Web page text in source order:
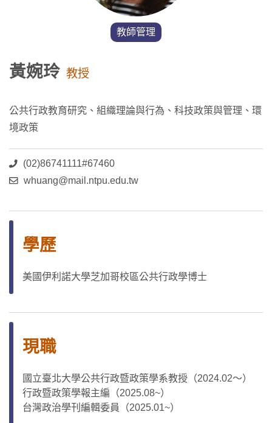
教師管理
黃婉玲 教授
公共行政教育研究、組織理論與行為、科技政策與管理、環
境政策
(02)86741111#67460
whuang@mail.ntpu.edu.tw
學歷
美國伊利諾大學芝加哥校區公共行政學博士
現職
國立臺北大學公共行政暨政策學系教授（2024.02～）
行政暨政策學報主編（2025.08~）
台灣政治學刊編輯委員（2025.01~）